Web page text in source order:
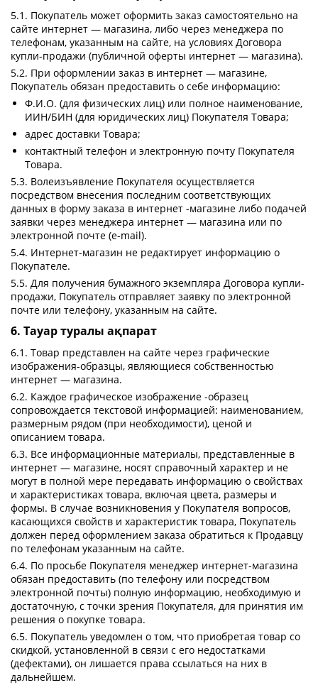
5.1. Покупатель может оформить заказ самостоятельно на
сайте интернет — магазина, либо через менеджера по
телефонам, указанным на сайте, на условиях Договора
купли-продажи (публичной оферты интернет — магазина).
5.2. При оформлении заказ в интернет — магазине,
Покупатель обязан предоставить о себе информацию:
Ф.И.О. (для физических лиц) или полное наименование,
ИИН/БИН (для юридических лиц) Покупателя Товара;
адрес доставки Товара;
контактный телефон и электронную почту Покупателя
Товара.
5.3. Волеизъявление Покупателя осуществляется
посредством внесения последним соответствующих
данных в форму заказа в интернет -магазине либо подачей
заявки через менеджера интернет — магазина или по
электронной почте (e-mail).
5.4. Интернет-магазин не редактирует информацию о
Покупателе.
5.5. Для получения бумажного экземпляра Договора купли-
продажи, Покупатель отправляет заявку по электронной
почте или телефону, указанным на сайте.
6. Тауар туралы ақпарат
6.1. Товар представлен на сайте через графические
изображения-образцы, являющиеся собственностью
интернет — магазина.
6.2. Каждое графическое изображение -образец
сопровождается текстовой информацией: наименованием,
размерным рядом (при необходимости), ценой и
описанием товара.
6.3. Все информационные материалы, представленные в
интернет — магазине, носят справочный характер и не
могут в полной мере передавать информацию о свойствах
и характеристиках товара, включая цвета, размеры и
формы. В случае возникновения у Покупателя вопросов,
касающихся свойств и характеристик товара, Покупатель
должен перед оформлением заказа обратиться к Продавцу
по телефонам указанным на сайте.
6.4. По просьбе Покупателя менеджер интернет-магазина
обязан предоставить (по телефону или посредством
электронной почты) полную информацию, необходимую и
достаточную, с точки зрения Покупателя, для принятия им
решения о покупке товара.
6.5. Покупатель уведомлен о том, что приобретая товар со
скидкой, установленной в связи с его недостатками
(дефектами), он лишается права ссылаться на них в
дальнейшем.